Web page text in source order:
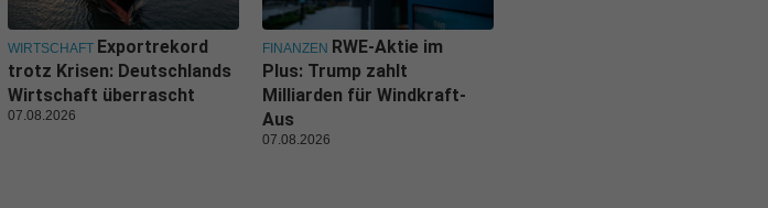
WIRTSCHAFT Exportrekord
trotz Krisen: Deutschlands
Wirtschaft überrascht
07.08.2026
FINANZEN RWE-Aktie im
Plus: Trump zahlt
Milliarden für Windkraft-
Aus
07.08.2026